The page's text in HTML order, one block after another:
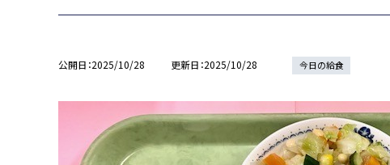
公開日 2025/10/28 更新日 2025/10/28 今日の給食